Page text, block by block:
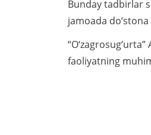
Bunday tadbirlar
jamoada
faoliyatning